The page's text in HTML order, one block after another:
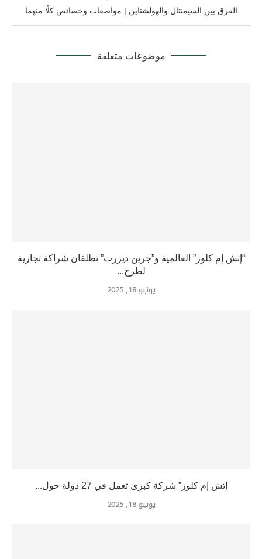
الفرق بين السيمنتال والهولشتاين | مواصفات وخصائص كلًا منهما
موضوعات متعلقة
“إتش إم كلوز” العالمية و”جرين ديزرت” تطلقان شراكة تجارية
لطرح...
يونيو 18, 2025
إتش إم كلوز” شركة كبرى تعمل في 27 دولة حول...
يونيو 18, 2025